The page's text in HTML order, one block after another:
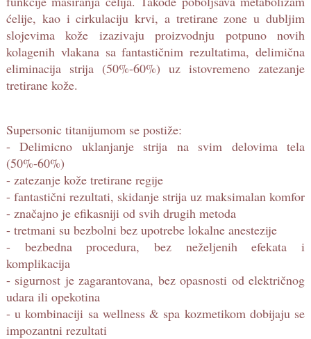
ćelije, kao i cirkulaciju krvi, a tretirane zone u dubljim
slojevima kože izazivaju proizvodnju potpuno novih
kolagenih vlakana sa fantastičnim rezultatima, delimična
eliminacija strija (50%-60%) uz istovremeno zatezanje
tretirane kože.
Supersonic titanijumom se postiže:
- Delimicno uklanjanje strija na svim delovima tela
(50%-60%)
- zatezanje kože tretirane regije
- fantastični rezultati, skidanje strija uz maksimalan komfor
- značajno je efikasniji od svih drugih metoda
- tretmani su bezbolni bez upotrebe lokalne anestezije
- bezbedna procedura, bez neželjenih efekata i
komplikacija
- sigurnost je zagarantovana, bez opasnosti od električnog
udara ili opekotina
- u kombinaciji sa wellness & spa kozmetikom dobijaju se
impozantni rezultati